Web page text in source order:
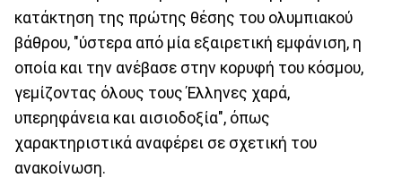
κατάκτηση της πρώτης θέσης του ολυμπιακού
βάθρου, "ύστερα από μία εξαιρετική εμφάνιση, η
οποία και την ανέβασε στην κορυφή του κόσμου,
γεμίζοντας όλους τους Έλληνες χαρά,
υπερηφάνεια και αισιοδοξία", όπως
χαρακτηριστικά αναφέρει σε σχετική του
ανακοίνωση.